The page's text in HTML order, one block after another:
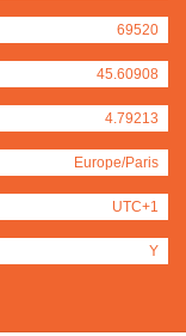
69520
45.60908
4.79213
Europe/Paris
UTC+1
Y